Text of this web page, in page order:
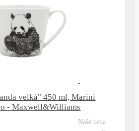
velká" 450 ml, Marini
- Maxwell&Williams
naše cena